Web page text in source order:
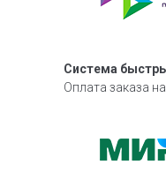
Система
Оплата заказа